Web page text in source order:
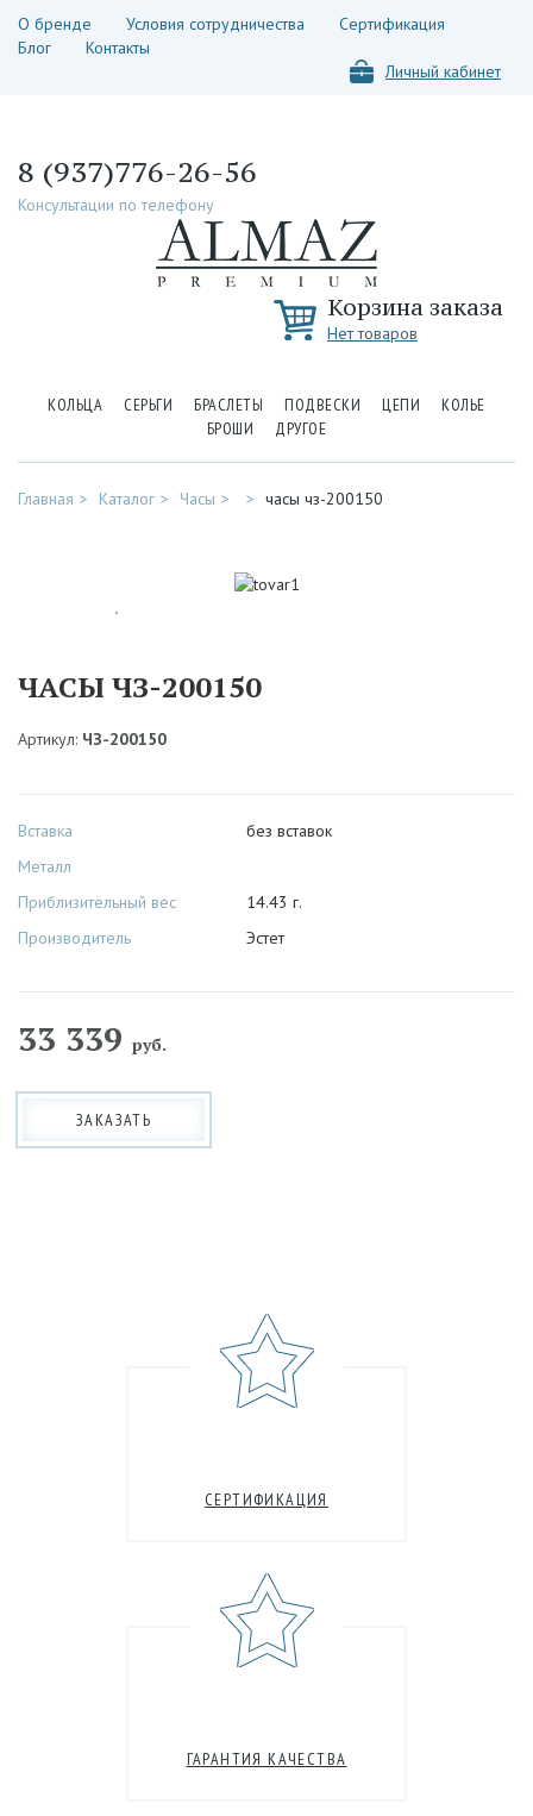
О бренде Условия сотрудничества
Сертификация
Блог
Контакты
Личный кабинет
8 (937)776-26-56
Консультации по телефону
Корзина заказа
Нет товаров
КОЛЬЦА СЕРЬГИ БРАСЛЕТЫ ПОДВЕСКИ ЦЕПИ
КОЛЬЕ
БРОШИ
ДРУГОЕ
Главная Каталог Часы часы чз-200150
ЧАСЫ ЧЗ-200150
Артикул: ЧЗ-200150
Вставка
Металл
Приблизительный вес
Производитель
без вставок
14.43 г.
Эстет
33 339 руб.
ЗАКАЗАТЬ
СЕРТИФИКАЦИЯ
ГАРАНТИЯ КАЧЕСТВА